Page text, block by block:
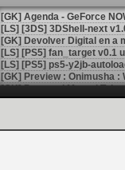
[GK] Agenda - GeForce
[GK] Devolver Digital en a
[LS] [PS5] ps5-y2jb-
[GK] Pourquoi Marvel
[GK] Test : Restory : Chill
[GK] GTA 6 : Rockstar
[GK] Hot Wheels Infinite
[GK] Mémoire cash -
[GK] Résultats Nintendo :